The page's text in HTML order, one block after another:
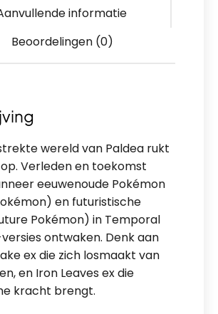
informatie
Beoordelingen (0)
wereld van Paldea rukt
Verleden en toekomst
eeuwenoude Pokémon
en futuristische
Pokémon) in Temporal
ontwaken. Denk aan
ex die zich losmaakt van
en Iron Leaves ex die
kracht brengt.